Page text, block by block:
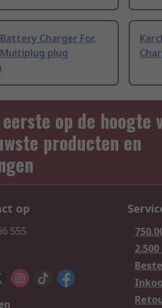
Charger For,
plug
op de hoogte
producten en
op
555